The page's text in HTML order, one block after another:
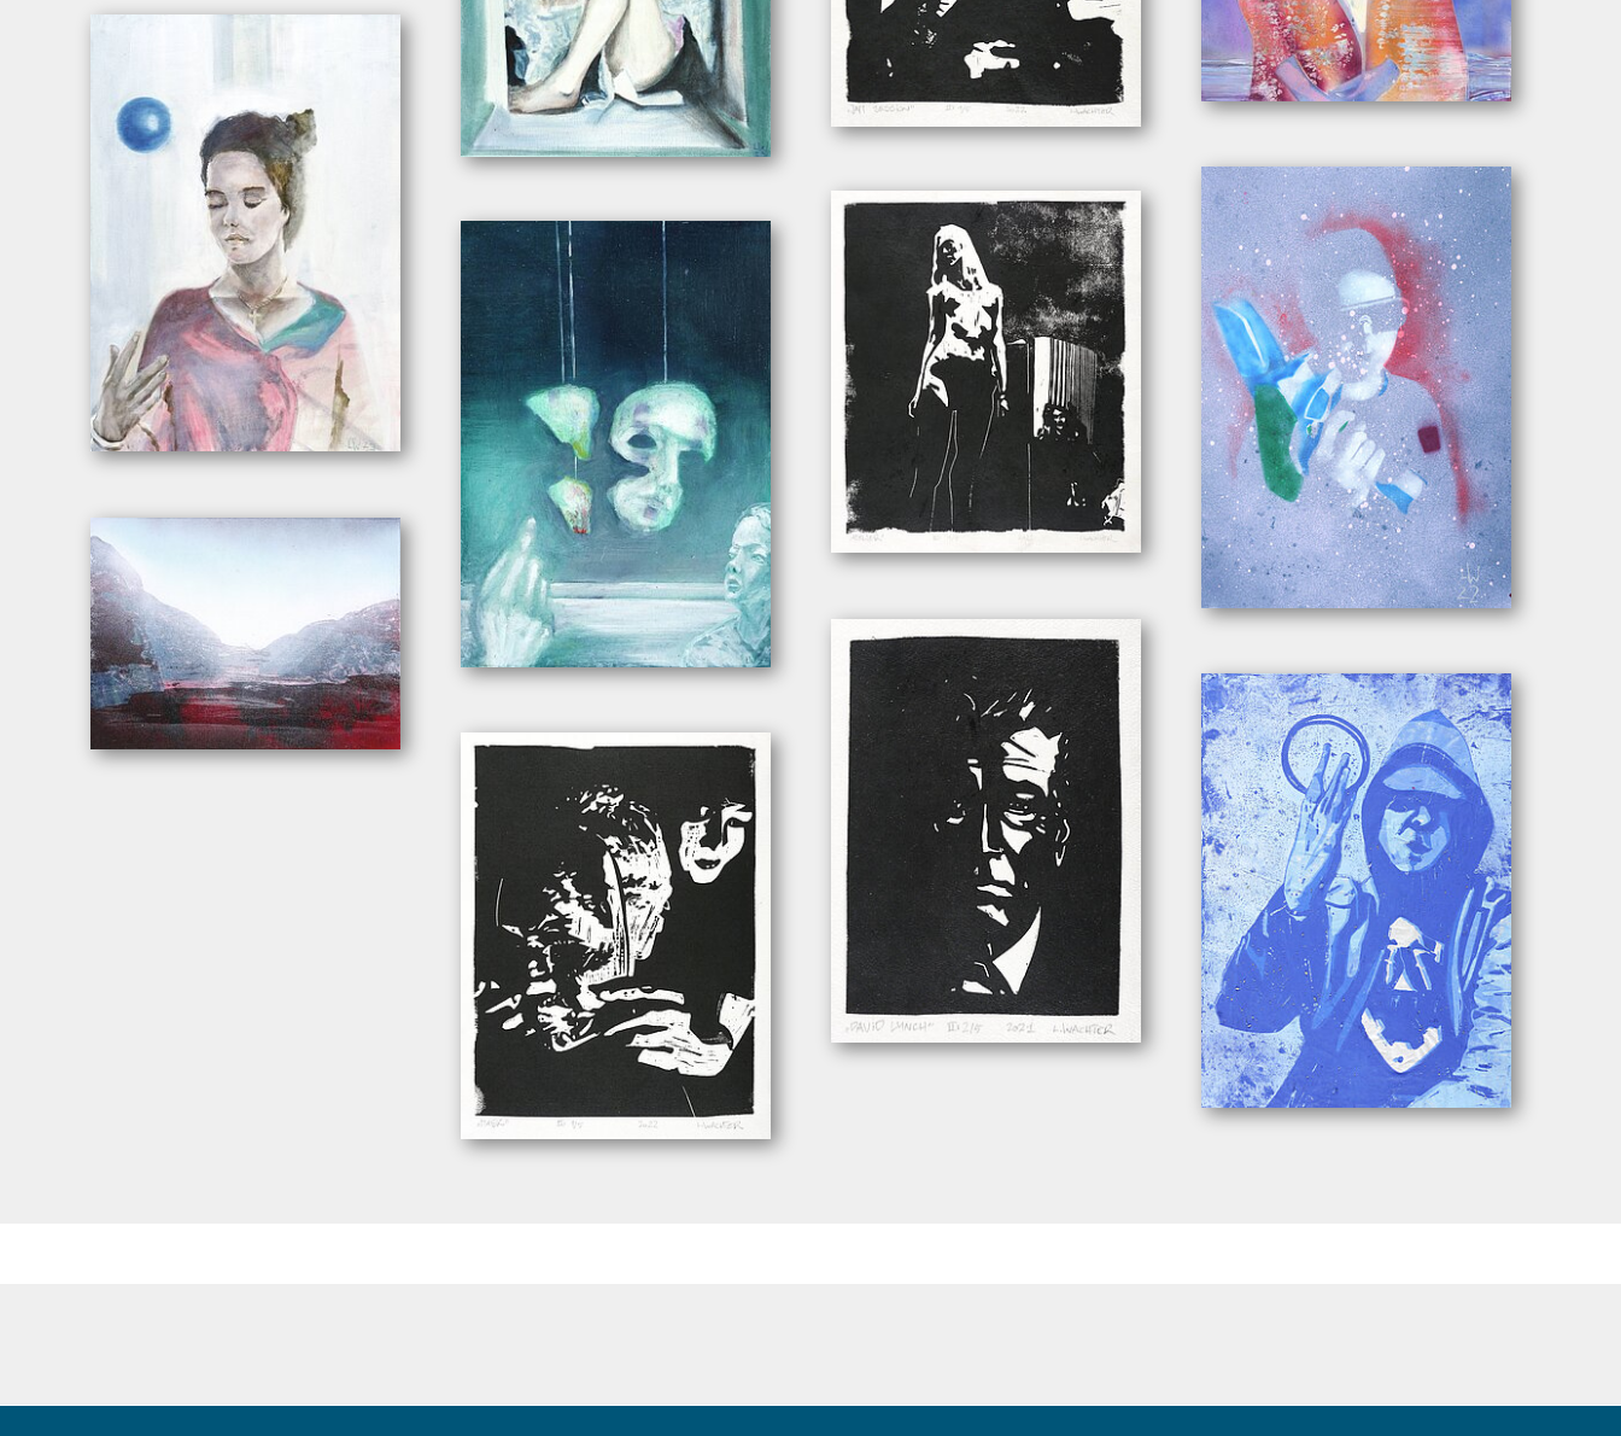
Wachter, Leonhard. – „Abschuss-Ball”
Wachter, Leonhard. – „Fjord”
Wachter, Leonhard. – „Kiste”
Wachter, Leonhard. – „Mobilé”
Wachter, Leonhard. – „Mask”
Wachter, Leonhard. – „Jam Session”
Wachter, Leonhard. – „Atelier”
Wachter, Leonhard. – „David Lynch”
Wachter, Leonhard. – „Medium”
Wachter, Leonhard. – „Stiehl Life”
Wachter, Leonhard. – „ZEN”